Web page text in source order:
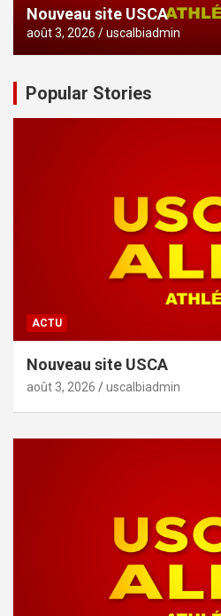
Nouveau site USCA
août 3, 2026 uscalbiadmin
Popular Stories
ACTU
Nouveau site USCA
août 3, 2026 uscalbiadmin